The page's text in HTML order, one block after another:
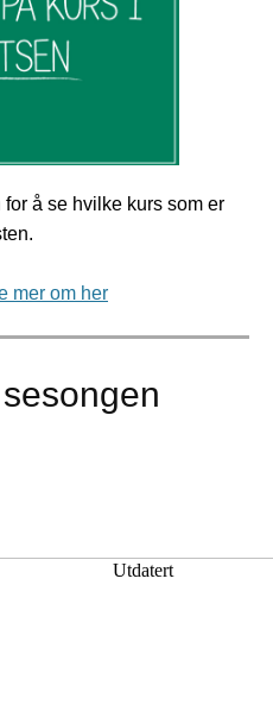
å se hvilke kurs som er
mer om her